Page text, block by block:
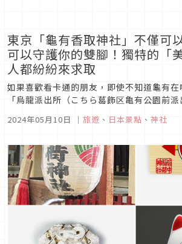
東京「龜有香取神社」不僅可
可以守護你的雙腳！獨特的「
人都紛紛來求取
如果喜歡看卡通的朋友，即使不知道龜有
「烏龍派出所（こちら葛飾区亀有公園前
區龜有地區，因此龜有商店街周邊矗立了許
勘吉的銅像，而香取神...
2024年05月10日 ｜ 旅遊 、 日本景點 、 神社